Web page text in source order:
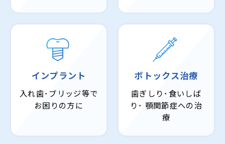
インプラント
入れ歯･ブリッジ等で
お困りの方に
ボトックス治療
歯ぎしり･食いしば
り･ 顎関節症への治
療